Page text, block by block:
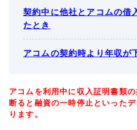
契約中に他社とアコムの借
たとき
アコムの契約時より年収が
アコムを利用中に収入証明書類
断ると融資の一時停止といった
ります。